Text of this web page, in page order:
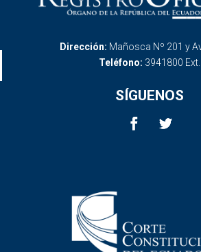
Dirección: Mañosca Nº 201 y
Teléfono: 3941800
SÍGUENOS